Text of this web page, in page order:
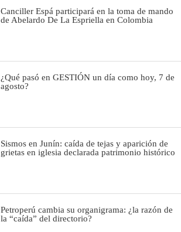
Canciller Espá participará en la toma de mando
de Abelardo De La Espriella en Colombia
¿Qué pasó en GESTIÓN un día como hoy, 7 de
agosto?
Sismos en Junín: caída de tejas y aparición de
grietas en iglesia declarada patrimonio histórico
Petroperú cambia su organigrama: ¿la razón de
la “caída” del directorio?